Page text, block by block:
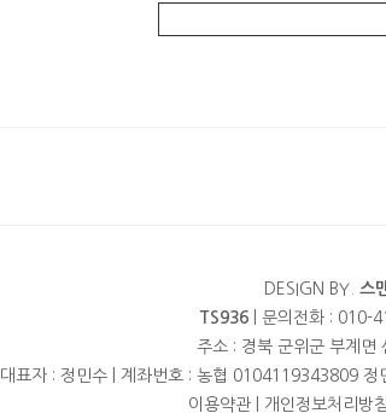
DESIGN BY. 스
TS936| 문의전화 : 010-
주소 : 경북 군위군 부계면
대표자 : 정민수 | 계좌번호 : 농협 0104119343809
이용약관
개인정보처리방침